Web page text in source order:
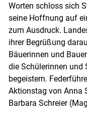
Worten schloss sich
seine Hoffnung auf
zum Ausdruck.
ihrer Begrüßung
Bäuerinnen und
die Schülerinnen und
begeistern.
Aktionstag von Anna
Barbara Schreier